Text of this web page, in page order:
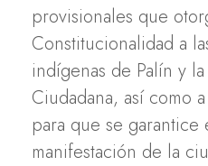
provisionales que
Constitucionalidad a
indígenas de Palín y
Ciudadana, así como
para que se
manifestación de la